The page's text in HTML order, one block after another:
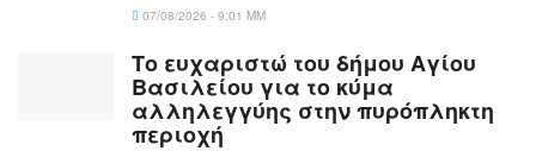
07/08/2026 - 9:01 ΜΜ
Το ευχαριστώ του δήμου Αγίου
Βασιλείου για το κύμα
αλληλεγγύης στην πυρόπληκτη
περιοχή